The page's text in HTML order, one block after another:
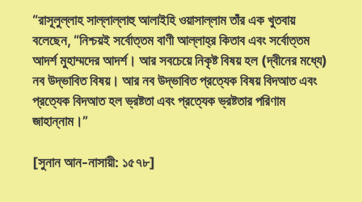
“রাসূলুল্লাহ সাল্লাল্লাহু আলাইহি ওয়াসাল্লাম তাঁর এক খুতবায়
বলেছেন, “নিশ্চয়ই সর্বোত্তম বাণী আল্লাহ্‌র কিতাব এবং সর্বোত্তম
আদর্শ মুহাম্মদের আদর্শ। আর সবচেয়ে নিকৃষ্ট বিষয় হল (দ্বীনের মধ্যে)
নব উদ্ভাবিত বিষয়। আর নব উদ্ভাবিত প্রত্যেক বিষয় বিদআত এবং
প্রত্যেক বিদআত হল ভ্রষ্টতা এবং প্রত্যেক ভ্রষ্টতার পরিণাম
জাহান্নাম।”
[সুনান আন-নাসায়ী: ১৫৭৮]